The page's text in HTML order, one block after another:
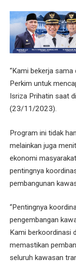
“Kami bekerja
Perkim untuk
Isriza Prihatin saat
(23/11/2023).
Program ini tidak
melainkan juga
ekonomi
pentingnya
pembangunan
“Pentingnya
pengembangan
Kami berkoordinasi
memastikan
seluruh kawasan